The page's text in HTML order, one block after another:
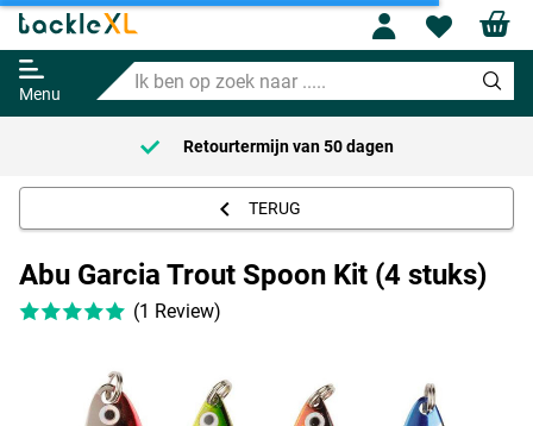
Menu
Ik
ben
op
zoek
naar
Profile
Abu Garcia Trout Spoon Kit (4
stuks)
Adviesprijs
10.90
9.49
Retourtermijn van 50 dagen
TERUG
Abu Garcia Trout Spoon Kit (4 stuks)
(1 Review)